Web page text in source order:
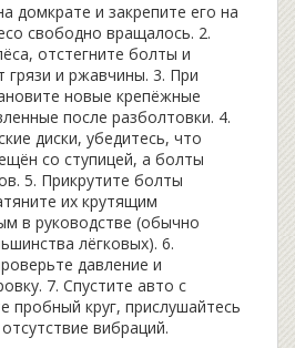
домкрате и закрепите его на
свободно вращалось. 2.
отстегните болты и
грязи и ржавчины. 3. При
новые крепёжные
после разболтовки. 4.
диски, убедитесь, что
со ступицей, а болты
5. Прикрутите болты
их крутящим
в руководстве (обычно
лёгковых). 6.
давление и
7. Спустите авто с
пробный круг, прислушайтесь
вибраций.